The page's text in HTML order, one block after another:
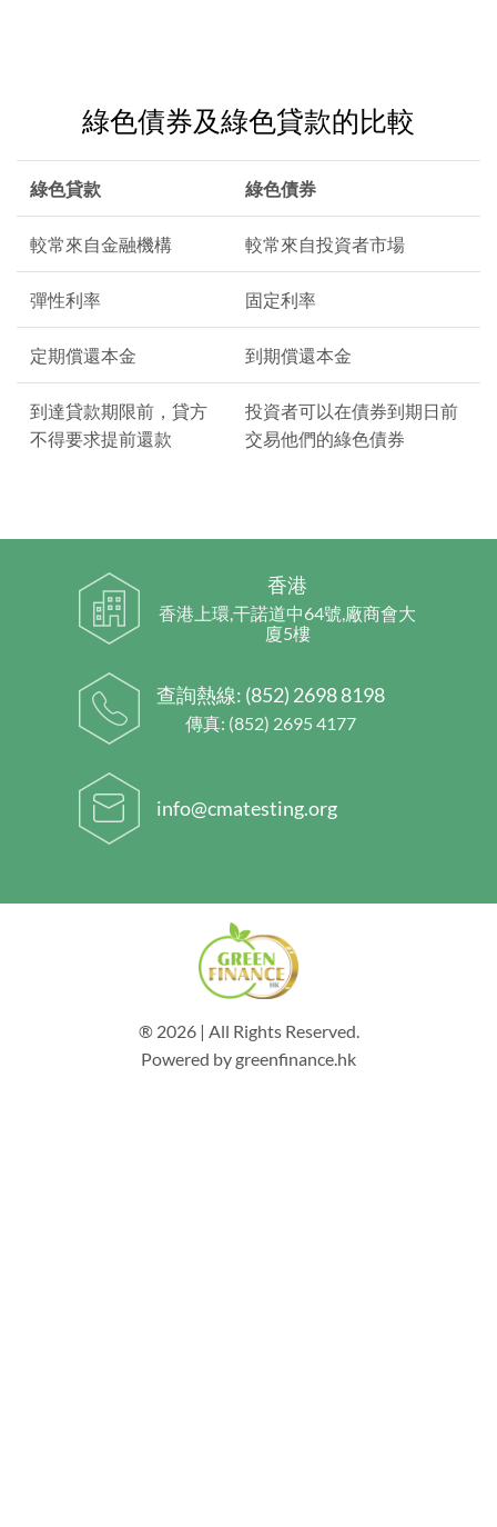
綠色債券及綠色貸款的比較
綠色貸款 綠色債券
較常來自金融機構 較常來自投資者市場
彈性利率 固定利率
定期償還本金 到期償還本金
到達貸款期限前，貸方
不得要求提前還款
投資者可以在債券到期日前
交易他們的綠色債券
香港
香港上環,干諾道中64號,廠商會大
廈5樓
查詢熱線: (852) 2698 8198
傳真: (852) 2695 4177
info@cmatesting.org
® 2026 | All Rights Reserved.
Powered by greenfinance.hk